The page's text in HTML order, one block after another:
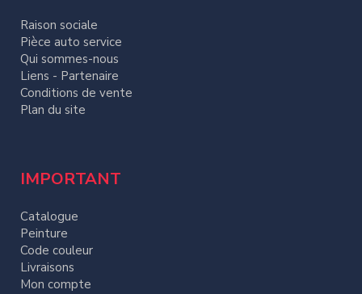
Raison sociale
Pièce auto service
Qui sommes-nous
Liens - Partenaire
Conditions de vente
Plan du site
IMPORTANT
Catalogue
Peinture
Code couleur
Livraisons
Mon compte